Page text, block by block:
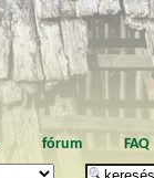
fórum FAQ